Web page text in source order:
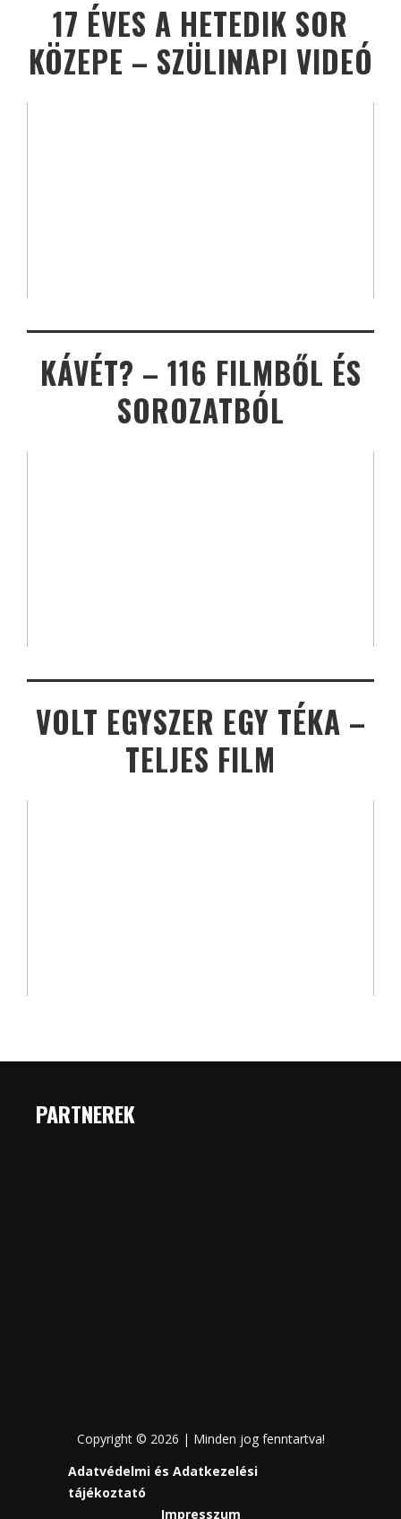
17 ÉVES A HETEDIK SOR
KÖZEPE – SZÜLINAPI VIDEÓ
KÁVÉT? – 116 FILMBŐL ÉS
SOROZATBÓL
VOLT EGYSZER EGY TÉKA –
TELJES FILM
PARTNEREK
Copyright © 2026 | Minden jog fenntartva!
Adatvédelmi és Adatkezelési
tájékoztató
Impresszum